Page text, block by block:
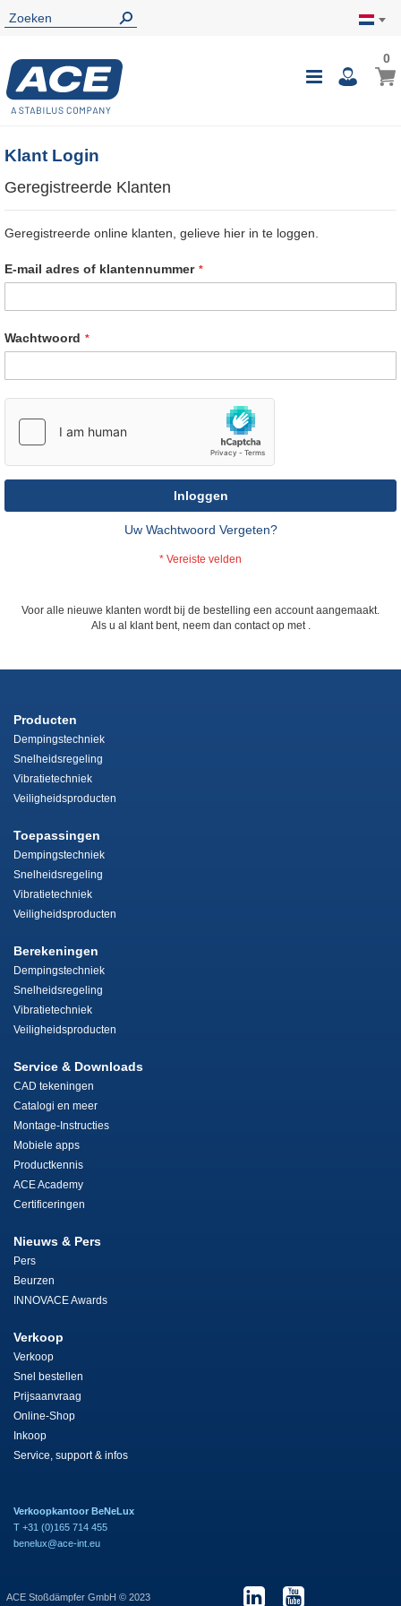
Toggle
00
Klant Login
Geregistreerde Klanten
Geregistreerde online klanten, gelieve hier in te loggen.
E-mail adres of klantennummer
Wachtwoord
Inloggen
Uw Wachtwoord Vergeten?
Voor alle nieuwe klanten wordt bij de bestelling een account aangemaakt.
Als u al klant bent, neem dan contact op met .
Producten
Dempingstechniek
Snelheidsregeling
Vibratietechniek
Veiligheidsproducten
Toepassingen
Dempingstechniek
Snelheidsregeling
Vibratietechniek
Veiligheidsproducten
Berekeningen
Dempingstechniek
Snelheidsregeling
Vibratietechniek
Veiligheidsproducten
Service & Downloads
CAD tekeningen
Catalogi en meer
Montage-Instructies
Mobiele apps
Productkennis
ACE Academy
Certificeringen
Nieuws & Pers
Pers
Beurzen
INNOVACE Awards
Verkoop
Verkoop
Snel bestellen
Prijsaanvraag
Online-Shop
Inkoop
Service, support & infos
Verkoopkantoor BeNeLux
T +31 (0)165 714 455
benelux@ace-int.eu
ACE Stoßdämpfer GmbH © 2023